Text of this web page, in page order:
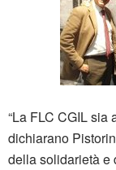
“La FLC CGIL
dichiarano
della solidarietà e